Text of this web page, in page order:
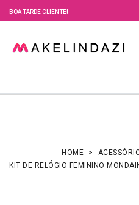
BOA TARDE CLIENTE!
HOME
KIT DE RELÓGIO FEMININO